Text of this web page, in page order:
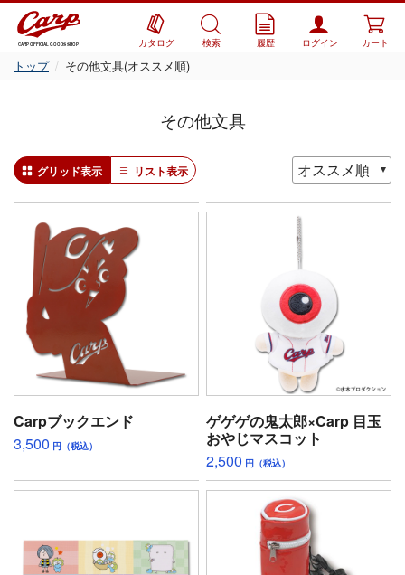
CARP OFFICIAL GOODS SHOP カタログ 検索 履歴 ログイン カート
トップ その他文具(オススメ順)
その他文具
グリッド表示 リスト表示
Carpブックエンド
3,500 円（税込）
ゲゲゲの鬼太郎×Carp 目玉
おやじマスコット
2,500 円（税込）